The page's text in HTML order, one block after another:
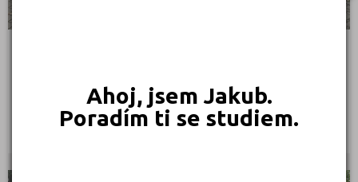
Ahoj, jsem Jakub.
Poradím ti se studiem.
30, příspěvková organizace
Na Jízdárně 30, 70200 Ostrava
Ředitel: Ing. Tomáš Führer